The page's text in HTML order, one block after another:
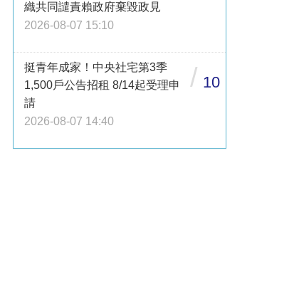
織共同譴責賴政府棄毀政見
2026-08-07 15:10
挺青年成家！中央社宅第3季
1,500戶公告招租 8/14起受理申
請
2026-08-07 14:40
/ 10